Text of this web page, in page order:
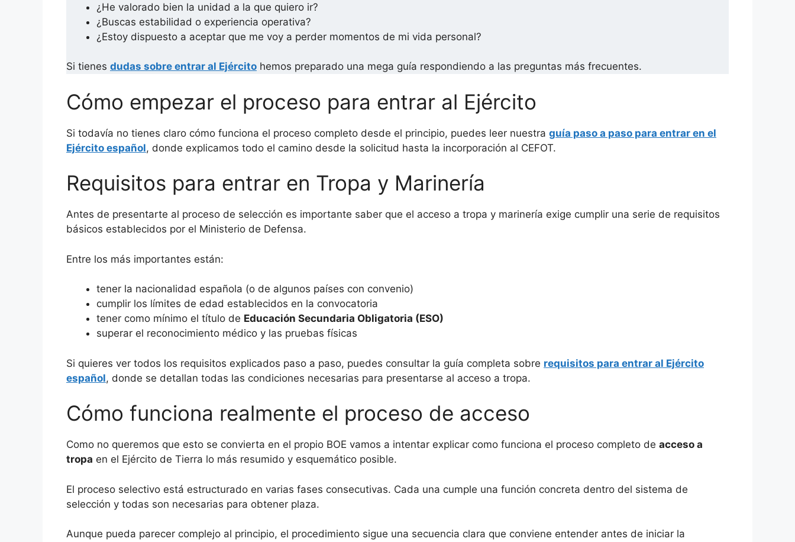
¿He valorado bien la unidad a la que quiero ir?
¿Buscas estabilidad o experiencia operativa?
¿Estoy dispuesto a aceptar que me voy a perder momentos de mi vida personal?
Si tienes dudas sobre entrar al Ejército hemos preparado una mega guía respondiendo a las preguntas más frecuentes.
Cómo empezar el proceso para entrar al Ejército
Si todavía no tienes claro cómo funciona el proceso completo desde el principio, puedes leer nuestra guía paso a paso para entrar en el
Ejército español, donde explicamos todo el camino desde la solicitud hasta la incorporación al CEFOT.
Requisitos para entrar en Tropa y Marinería
Antes de presentarte al proceso de selección es importante saber que el acceso a tropa y marinería exige cumplir una serie de requisitos
básicos establecidos por el Ministerio de Defensa.
Entre los más importantes están:
tener la nacionalidad española (o de algunos países con convenio)
cumplir los límites de edad establecidos en la convocatoria
tener como mínimo el título de Educación Secundaria Obligatoria (ESO)
superar el reconocimiento médico y las pruebas físicas
Si quieres ver todos los requisitos explicados paso a paso, puedes consultar la guía completa sobre requisitos para entrar al Ejército
español, donde se detallan todas las condiciones necesarias para presentarse al acceso a tropa.
Cómo funciona realmente el proceso de acceso
Como no queremos que esto se convierta en el propio BOE vamos a intentar explicar como funciona el proceso completo de acceso a
tropa en el Ejército de Tierra lo más resumido y esquemático posible.
El proceso selectivo está estructurado en varias fases consecutivas. Cada una cumple una función concreta dentro del sistema de
selección y todas son necesarias para obtener plaza.
Aunque pueda parecer complejo al principio, el procedimiento sigue una secuencia clara que conviene entender antes de iniciar la